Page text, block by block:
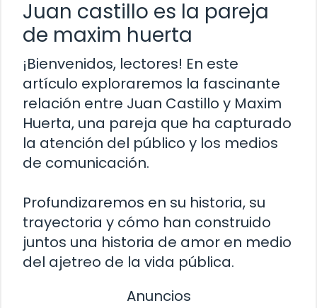
Juan castillo es la pareja
de maxim huerta
¡Bienvenidos, lectores! En este
artículo exploraremos la fascinante
relación entre Juan Castillo y Maxim
Huerta, una pareja que ha capturado
la atención del público y los medios
de comunicación.
Profundizaremos en su historia, su
trayectoria y cómo han construido
juntos una historia de amor en medio
del ajetreo de la vida pública.
Anuncios